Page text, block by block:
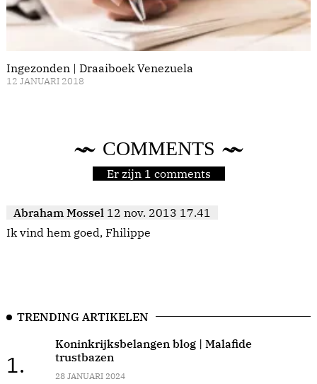
Ingezonden | Draaiboek Venezuela
12 JANUARI 2018
COMMENTS
Er zijn 1 comments
Abraham Mossel 12 nov. 2013 17.41
Ik vind hem goed, Fhilippe
TRENDING ARTIKELEN
1.
Koninkrijksbelangen blog | Malafide
trustbazen
28 JANUARI 2024